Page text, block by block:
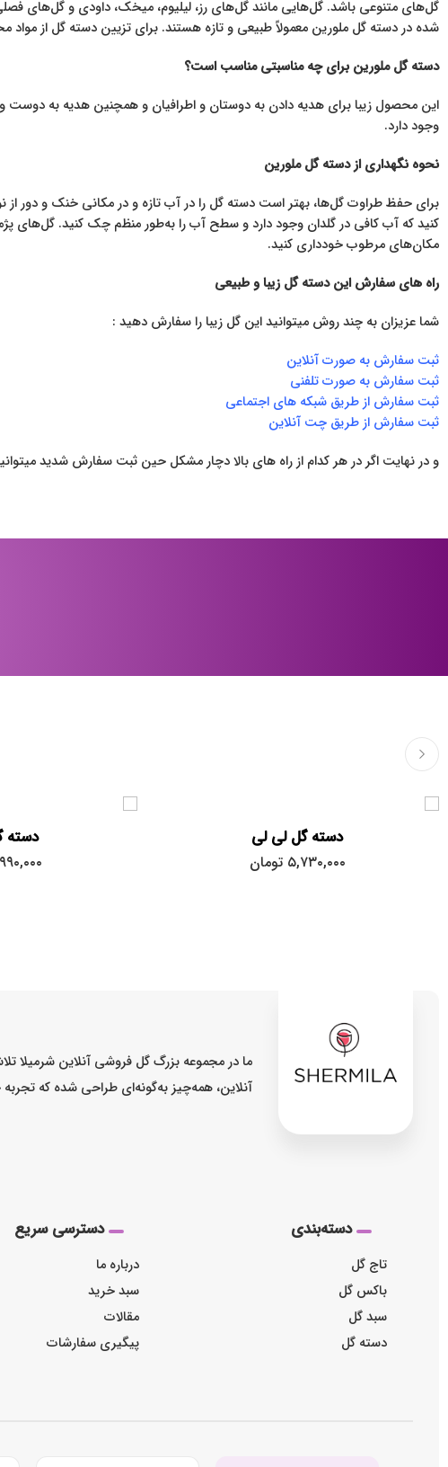
گل‌های متنوعی باشد. گل‌هایی مانند گل‌های رز، لیلیوم، میخک، داودی و گل‌های
شده در دسته گل ملورین معمولاً طبیعی و تازه هستند. برای تزیین دسته گل از مواد
دسته گل ملورین برای چه مناسبتی مناسب است؟
این محصول زیبا برای هدیه دادن به دوستان و اطرافیان و همچنین هدیه به دوست
وجود دارد.
نحوه نگهداری از دسته گل ملورین
برای حفظ طراوت گل‌ها، بهتر است دسته گل را در آب تازه و در مکانی خنک و دور
کنید که آب کافی در گلدان وجود دارد و سطح آب را به‌طور منظم چک کنید. گل‌های
مکان‌های مرطوب خودداری کنید.
راه های سفارش این دسته گل زیبا و طبیعی
شما عزیزان به چند روش میتوانید این گل زیبا را سفارش دهید :
ثبت سفارش به صورت آنلاین
ثبت سفارش به صورت تلفنی
ثبت سفارش از طریق شبکه های اجتماعی
ثبت سفارش از طریق چت آنلاین
و در نهایت اگر در هر کدام از راه های بالا دچار مشکل حین ثبت سفارش شدید
دسته گل لی لی
۵,۷۳۰,۰۰۰ تومان
دسته
ما در مجموعه بزرگ گل فروشی آنلاین شرمیلا
آنلاین، همه‌چیز به‌گونه‌ای طراحی شده که
دسته‌بندی
تاج گل
باکس گل
سبد گل
دسته گل
دسترسی سریع
درباره ما
سبد خرید
مقالات
پیگیری سفارشات